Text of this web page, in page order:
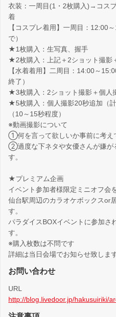
衣装：一周目(1・2枚購入)→コス
着
【コスプレ着用】一周目：12:00
で）
★1枚購入：生写真、握手
★2枚購入：上記＋2ショット撮影
【水着着用】二周目：14:00～
終了）
★3枚購入：2ショット撮影＋個人
★5枚購入：個人撮影20秒追加（
（10～15秒程度）
※動画撮影について
①何を言って欲しいか事前に考え
②過度な下ネタや女優さんが嫌が
す。
★プレミアム企画
イベント参加者様限定ミニオフ会
仙台駅周辺のカラオケボックスor
す。
パラダイスBOXイベントに参加さ
す。
※購入枚数は不問です
詳細は当日会場でお知らせ致します
お問い合わせ
URL
http://blog.livedoor.jp/hakusuiriki/